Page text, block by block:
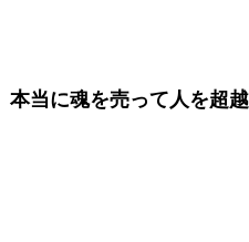
本当に魂を売って人を超